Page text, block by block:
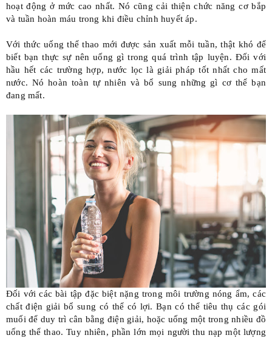
hoạt động ở mức cao nhất. Nó cũng cải thiện chức năng cơ bắp
và tuần hoàn máu trong khi điều chỉnh huyết áp.
Với thức uống thể thao mới được sản xuất mỗi tuần, thật khó để
biết bạn thực sự nên uống gì trong quá trình tập luyện. Đối với
hầu hết các trường hợp,nước lọc là giải pháp tốt nhất cho mất
nước. Nó hoàn toàn tự nhiên và bổ sung những gì cơ thể bạn
đang mất.
Đối với các bài tập đặc biệt nặng trong môi trường nóng ẩm, các
chất điện giải bổ sung có thể có lợi. Bạn có thể tiêu thụ các gói
muối để duy trì cân bằng điện giải, hoặc uống một trong nhiều đồ
uống thể thao. Tuy nhiên, phần lớn mọi người thu nạp một lượng